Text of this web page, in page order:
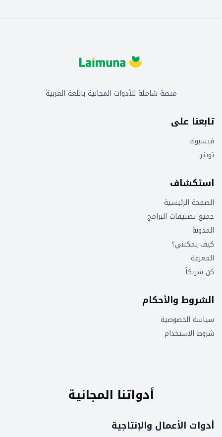
منصة شاملة للأدوات المجانية باللغة العربية
تابعنا على
فيسبوك
تويتر
استكشاف
الصفحة الرئيسية
جميع تصنيفات البرامج
المدونة
كيف يمكنني؟
المعرفة
كن شريكاً
الشروط والأحكام
سياسة الخصوصية
شروط الاستخدام
أدواتنا المجانية
أدوات الأعمال والإنتاجية